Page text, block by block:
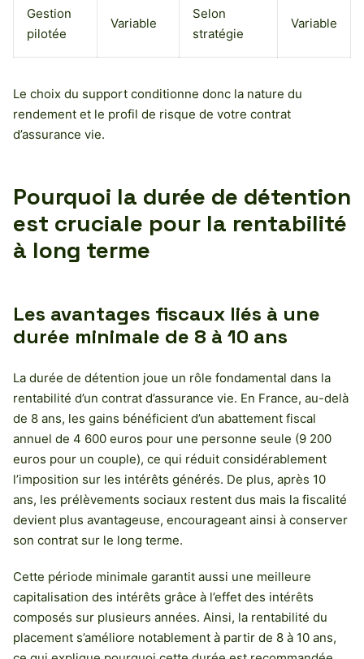
Gestion
pilotée
Variable
Selon
stratégie
Variable
Le choix du support conditionne donc la nature du
rendement et le profil de risque de votre contrat
d’assurance vie.
Pourquoi la durée de détention
est cruciale pour la rentabilité
à long terme
Les avantages fiscaux liés à une
durée minimale de 8 à 10 ans
La durée de détention joue un rôle fondamental dans la
rentabilité d’un contrat d’assurance vie. En France, au-delà
de 8 ans, les gains bénéficient d’un abattement fiscal
annuel de 4 600 euros pour une personne seule (9 200
euros pour un couple), ce qui réduit considérablement
l’imposition sur les intérêts générés. De plus, après 10
ans, les prélèvements sociaux restent dus mais la fiscalité
devient plus avantageuse, encourageant ainsi à conserver
son contrat sur le long terme.
Cette période minimale garantit aussi une meilleure
capitalisation des intérêts grâce à l’effet des intérêts
composés sur plusieurs années. Ainsi, la rentabilité du
placement s’améliore notablement à partir de 8 à 10 ans,